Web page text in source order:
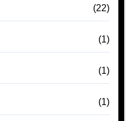
(22)
(1)
(1)
(1)